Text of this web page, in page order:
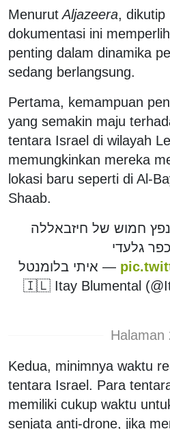
MenurutAljazeera, dikutip
dokumentasi ini
penting dalam dinamika
sedang berlangsung.
Pertama, kemampuan
yang semakin maju
tentara Israel di wilayah
memungkinkan mereka
lokasi baru seperti di Al-
Shaab.
נפץ חמוש של חיזבאללה
גלעדי
— איתי בלומנטל
🇮🇱 Itay Blumental
Halaman
Kedua, minimnya waktu
tentara Israel. Para
memiliki cukup waktu
senjata anti-drone, jika